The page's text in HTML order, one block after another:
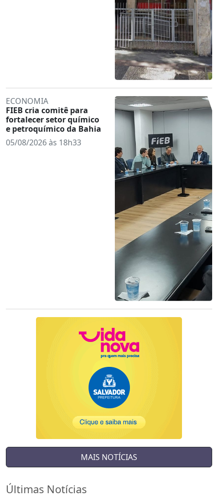
ECONOMIA
FIEB cria comitê para
fortalecer setor químico
e petroquímico da Bahia
05/08/2026 às 18h33
MAIS NOTÍCIAS
Últimas Notícias